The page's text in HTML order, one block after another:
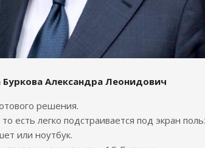
Александра Леонидович
решения.
есть легко подстраивается под экран
или ноутбук.